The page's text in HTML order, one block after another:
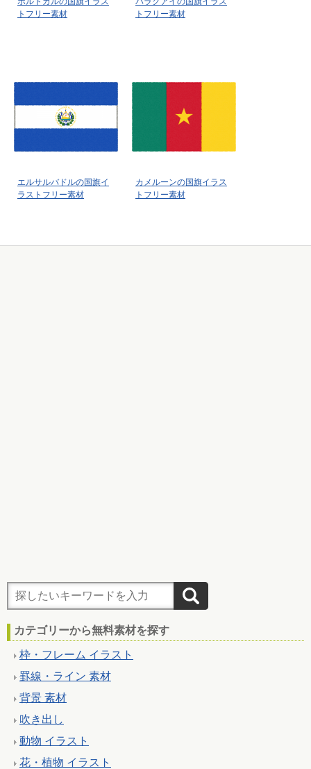
トフリー素材
トフリー素材
エルサルバドルの国旗イ
ラストフリー素材
カメルーンの国旗イラス
トフリー素材
カテゴリーから無料素材を探す
枠・フレーム イラスト
罫線・ライン 素材
背景 素材
吹き出し
動物 イラスト
花・植物 イラスト